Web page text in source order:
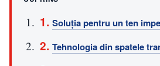
Soluția pentru un ten
Tehnologia din spatele